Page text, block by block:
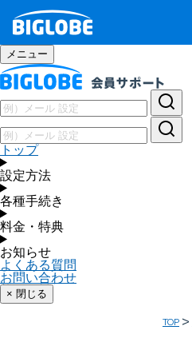
メニュー
トップ
設定方法
各種手続き
料金・特典
お知らせ
よくある質問
お問い合わせ
× 閉じる
TOP